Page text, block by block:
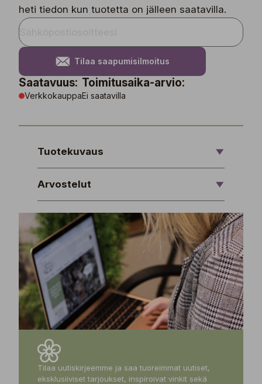
heti tiedon kun tuotetta on jälleen saatavilla.
Tilaa saapumisilmoitus
Saatavuus:
Verkkokauppa
Toimitusaika-arvio:
Ei saatavilla
Tuotekuvaus
Arvostelut
Tilaa uutiskirjeemme ja saa tuoreimmat uutiset,
eksklusiiviset tarjoukset, inspiroivat vinkit sekä